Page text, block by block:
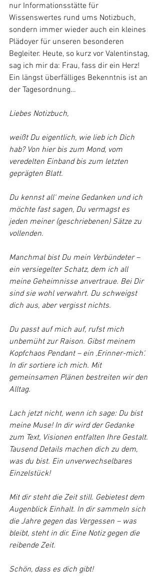
nur Informationsstätte für
Wissenswertes rund ums Notizbuch,
sondern immer wieder auch ein kleines
Plädoyer für unseren besonderen
Begleiter. Heute, so kurz vor Valentinstag,
sag ich mir da: Frau, fass dir ein Herz!
Ein längst überfälliges Bekenntnis ist an
der Tagesordnung…
Liebes Notizbuch,
weißt Du eigentlich, wie lieb ich Dich
hab? Von hier bis zum Mond, vom
veredelten Einband bis zum letzten
geprägten Blatt.
Du kennst all‘ meine Gedanken und ich
möchte fast sagen, Du vermagst es
jeden meiner (geschriebenen) Sätze zu
vollenden.
Manchmal bist Du mein Verbündeter –
ein versiegelter Schatz, dem ich all
meine Geheimnisse anvertraue. Bei Dir
sind sie wohl verwahrt. Du schweigst
dich aus, aber vergisst nichts.
Du passt auf mich auf, rufst mich
unbemüht zur Raison. Gibst meinem
Kopfchaos Pendant – ein ‚Erinner-mich‘.
In dir sortiere ich mich. Mit
gemeinsamen Plänen bestreiten wir den
Alltag.
Lach jetzt nicht, wenn ich sage: Du bist
meine Muse! In dir wird der Gedanke
zum Text, Visionen entfalten Ihre Gestalt.
Tausend Details machen dich zu dem,
was du bist. Ein unverwechselbares
Einzelstück!
Mit dir steht die Zeit still. Gebietest dem
Augenblick Einhalt. In dir sammeln sich
die Jahre gegen das Vergessen – was
bleibt, steht in dir. Eine Notiz gegen die
reibende Zeit.
Schön, dass es dich gibt!